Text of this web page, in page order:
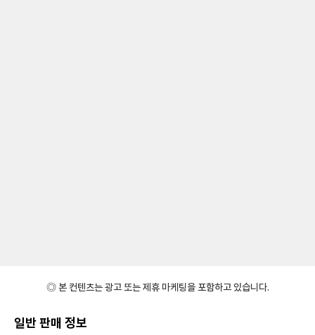
◎ 본 컨텐츠는 광고 또는 제휴 마케팅을 포함하고 있습니다.
일반 판매 정보